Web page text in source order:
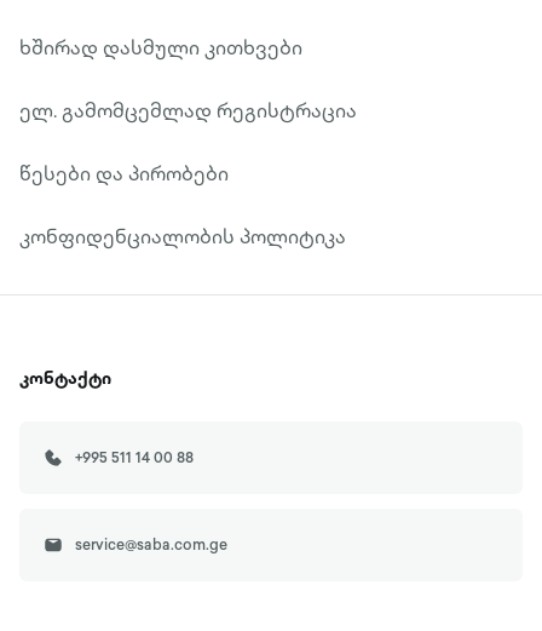
ხშირად დასმული კითხვები
ელ. გამომცემლად რეგისტრაცია
წესები და პირობები
კონფიდენციალობის პოლიტიკა
კონტაქტი
+995 511 14 00 88
service@saba.com.ge